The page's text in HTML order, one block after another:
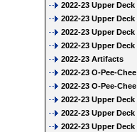
2022-23 Upper Deck
2022-23 Upper
2022-23 Upper Deck
2022-23 Upper
2022-23 Artifacts
2022-23 O-Pee-Chee
2022-23 O-Pee-
2022-23 Upper
2022-23 Upper
2022-23 Upper Deck